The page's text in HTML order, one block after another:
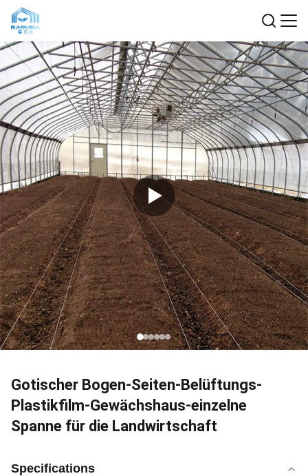
Gotischer Bogen-Seiten-Belüftungs-
Plastikfilm-Gewächshaus-einzelne
Spanne für die Landwirtschaft
Specifications